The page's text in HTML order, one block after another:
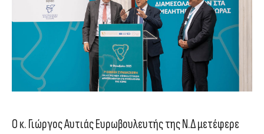
Ο κ. Γιώργος Αυτιάς Ευρωβουλευτής της Ν.Δ μετέφερε